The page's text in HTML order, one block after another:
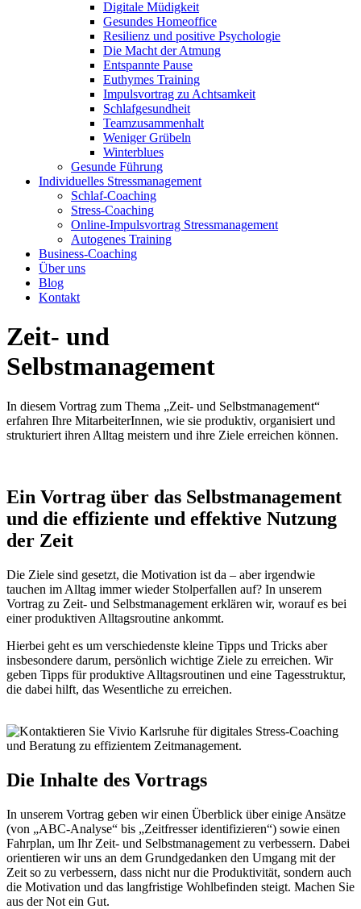
Digitale Müdigkeit
Gesundes Homeoffice
Resilienz und positive Psychologie
Die Macht der Atmung
Entspannte Pause
Euthymes Training
Impulsvortrag zu Achtsamkeit
Schlafgesundheit
Teamzusammenhalt
Weniger Grübeln
Winterblues
Gesunde Führung
Individuelles Stressmanagement
Schlaf-Coaching
Stress-Coaching
Online-Impulsvortrag Stressmanagement
Autogenes Training
Business-Coaching
Über uns
Blog
Kontakt
Zeit- und
Selbstmanagement
In diesem Vortrag zum Thema „Zeit- und Selbstmanagement“
erfahren Ihre MitarbeiterInnen, wie sie produktiv, organisiert und
strukturiert ihren Alltag meistern und ihre Ziele erreichen können.
Ein Vortrag über das Selbstmanagement
und die effiziente und effektive Nutzung
der Zeit
Die Ziele sind gesetzt, die Motivation ist da – aber irgendwie
tauchen im Alltag immer wieder Stolperfallen auf? In unserem
Vortrag zu Zeit- und Selbstmanagement erklären wir, worauf es bei
einer produktiven Alltagsroutine ankommt.
Hierbei geht es um verschiedenste kleine Tipps und Tricks aber
insbesondere darum, persönlich wichtige Ziele zu erreichen. Wir
geben Tipps für produktive Alltagsroutinen und eine Tagesstruktur,
die dabei hilft, das Wesentliche zu erreichen.
Die Inhalte des Vortrags
In unserem Vortrag geben wir einen Überblick über einige Ansätze
(von „ABC-Analyse“ bis „Zeitfresser identifizieren“) sowie einen
Fahrplan, um Ihr Zeit- und Selbstmanagement zu verbessern. Dabei
orientieren wir uns an dem Grundgedanken den Umgang mit der
Zeit so zu verbessern, dass nicht nur die Produktivität, sondern auch
die Motivation und das langfristige Wohlbefinden steigt. Machen Sie
aus der Not ein Gut.